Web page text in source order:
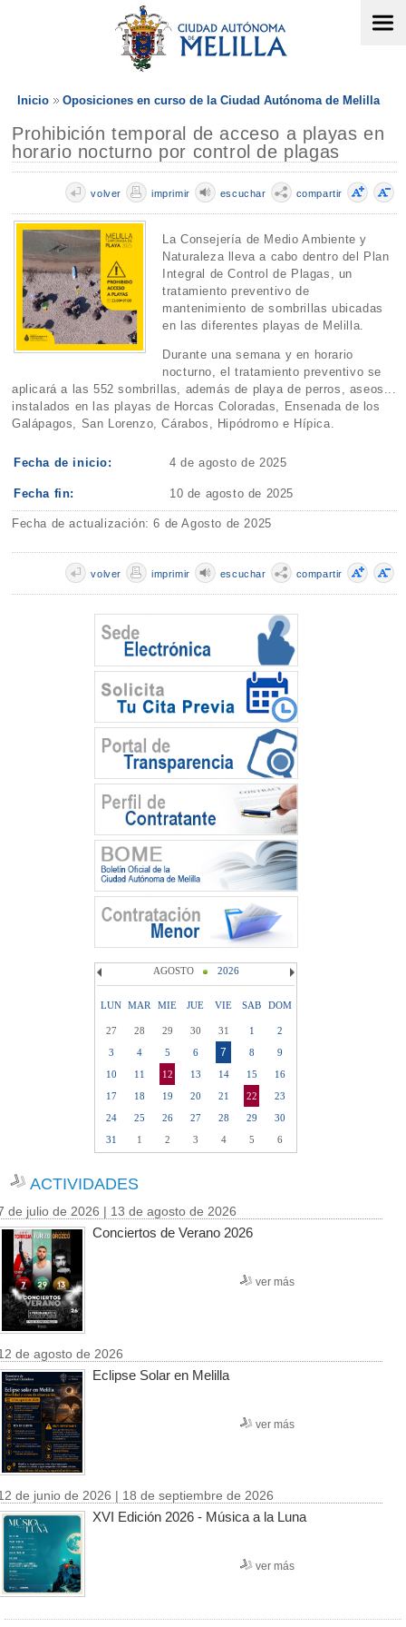
Inicio Oposiciones en curso de la Ciudad Autónoma de Melilla
Prohibición temporal de acceso a playas en
horario nocturno por control de plagas
compartir
escuchar
imprimir
volver
La Consejería de Medio Ambiente y
Naturaleza lleva a cabo dentro del Plan
Integral de Control de Plagas, un
tratamiento preventivo de
mantenimiento de sombrillas ubicadas
en las diferentes playas de Melilla.
Durante una semana y en horario
nocturno, el tratamiento preventivo se
aplicará a las 552 sombrillas, además de playa de perros, aseos...
instalados en las playas de Horcas Coloradas, Ensenada de los
Galápagos, San Lorenzo, Cárabos, Hipódromo e Hípica.
Fecha de inicio: 4 de agosto de 2025
Fecha fin: 10 de agosto de 2025
Fecha de actualización: 6 de Agosto de 2025
compartir
escuchar
imprimir
volver
AGOSTO 2026
LUN MAR MIE JUE VIE SAB DOM
27 28 29 30 31 1
2
3
4 5 6 7 8
9
10
11 12 13 14 15
16
17
18 19 20 21 22
23
24
25 26 27 28 29
30
31
1 2 3 4 5 6
ACTIVIDADES
de julio de 2026 | 13 de agosto de 2026
Conciertos de Verano 2026
ver más
de agosto de 2026
Eclipse Solar en Melilla
ver más
de junio de 2026 | 18 de septiembre de 2026
XVI Edición 2026 - Música a la Luna
ver más